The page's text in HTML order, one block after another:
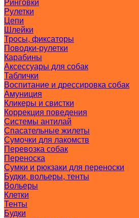
Ринговки
Рулетки
Цепи
Шлейки
Тросы, фиксаторы
Поводки-рулетки
Карабины
Аксессуары для собак
Таблички
Воспитание и дрессировка собак
Амуниция
Кликеры и свистки
Коррекция поведения
Системы антилай
Спасательные жилеты
Сумочки для лакомств
Перевозка собак
Переноска
Сумки и рюкзаки для переноски
Будки, вольеры, тенты
Вольеры
Клетки
Тенты
Будки